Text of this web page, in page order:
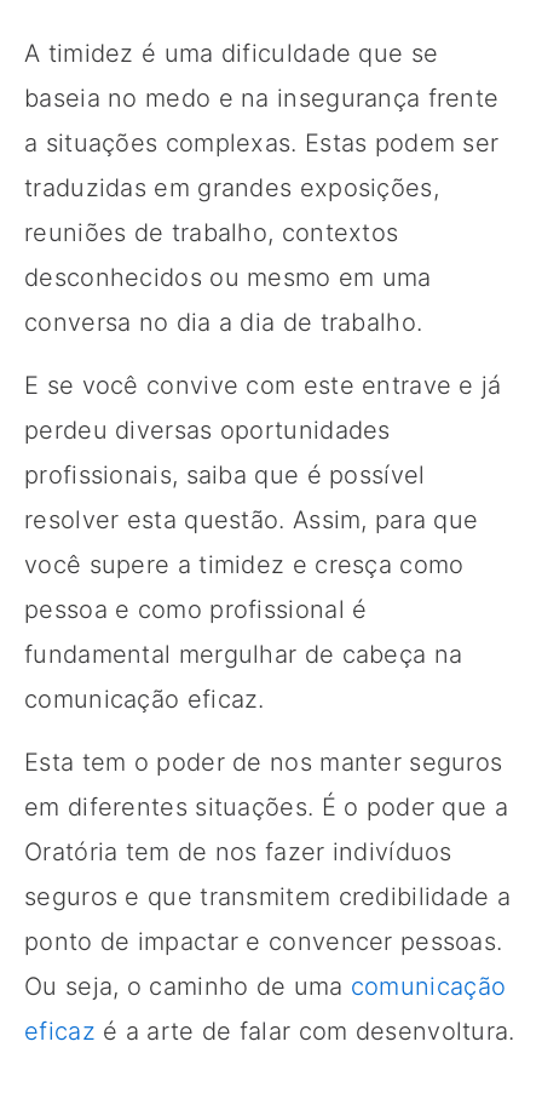
A timidez é uma dificuldade que se
baseia no medo e na insegurança frente
a situações complexas. Estas podem ser
traduzidas em grandes exposições,
reuniões de trabalho, contextos
desconhecidos ou mesmo em uma
conversa no dia a dia de trabalho.
E se você convive com este entrave e já
perdeu diversas oportunidades
profissionais, saiba que é possível
resolver esta questão. Assim, para que
você supere a timidez e cresça como
pessoa e como profissional é
fundamental mergulhar de cabeça na
comunicação eficaz.
Esta tem o poder de nos manter seguros
em diferentes situações. É o poder que a
Oratória tem de nos fazer indivíduos
seguros e que transmitem credibilidade a
ponto de impactar e convencer pessoas.
Ou seja, o caminho de uma comunicação
eficaz é a arte de falar com desenvoltura.